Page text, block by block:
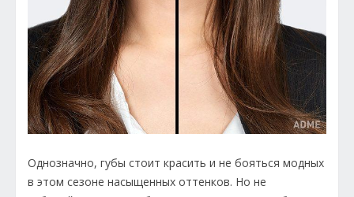
Однозначно, губы стоит красить и не бояться модных
в этом сезоне насыщенных оттенков. Но не